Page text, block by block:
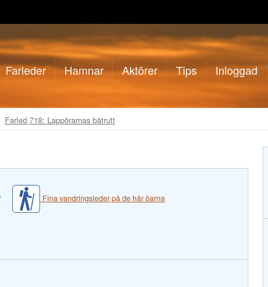
Farleder Hamnar Aktörer Tips Inloggad
Farled 718: Lappörarnas båtrutt
Fina vandringsleder på de här öarna